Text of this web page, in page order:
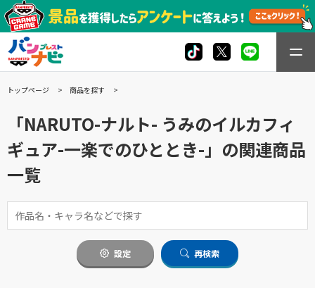
トップページ 商品を探す
「NARUTO-ナルト- うみのイルカフィ
ギュア-一楽でのひととき-」の関連商品
一覧
設定 再検索